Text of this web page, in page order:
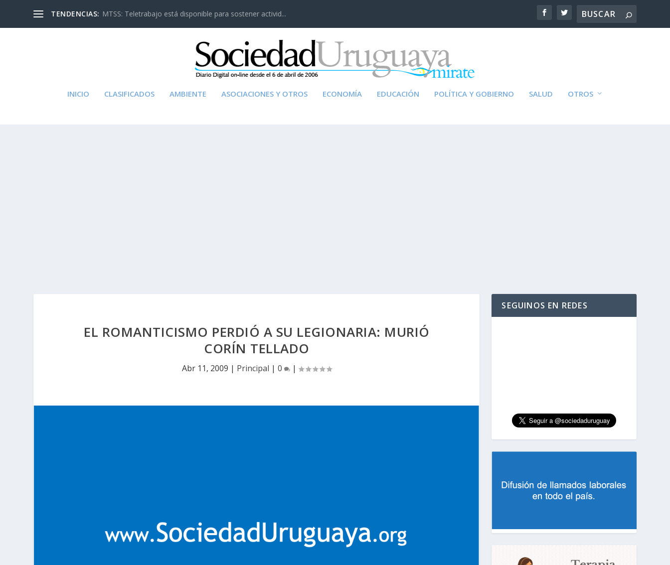
TENDENCIAS: MTSS: Teletrabajo está disponible para sostener activid...
INICIO CLASIFICADOS AMBIENTE ASOCIACIONES Y OTROS ECONOMÍA EDUCACIÓN POLÍTICA Y GOBIERNO SALUD OTROS
EL ROMANTICISMO PERDIÓ A SU LEGIONARIA: MURIÓ
CORÍN TELLADO
Abr 11, 2009 | Principal | 0 |
SEGUINOS EN REDES